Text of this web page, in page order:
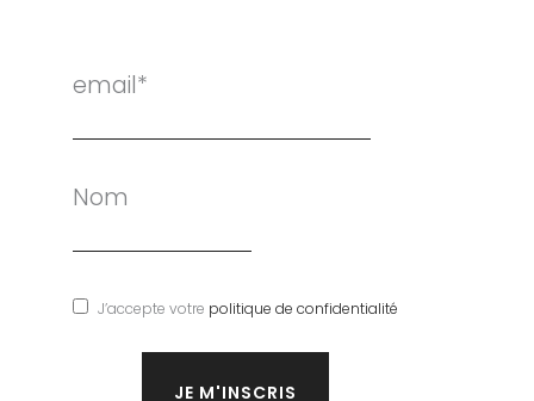
email*
Nom
J’accepte votre politique de confidentialité